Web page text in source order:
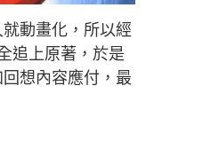
動畫化，所以經
追上原著，於是
想內容應付，最